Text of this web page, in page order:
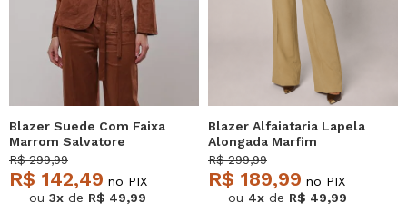
Blazer Suede Com Faixa
Marrom Salvatore
R$ 299,99
R$ 142,49 no PIX
ou 3x de R$ 49,99
Blazer Alfaiataria Lapela
Alongada Marfim
Salvatore
R$ 299,99
R$ 189,99 no PIX
ou 4x de R$ 49,99